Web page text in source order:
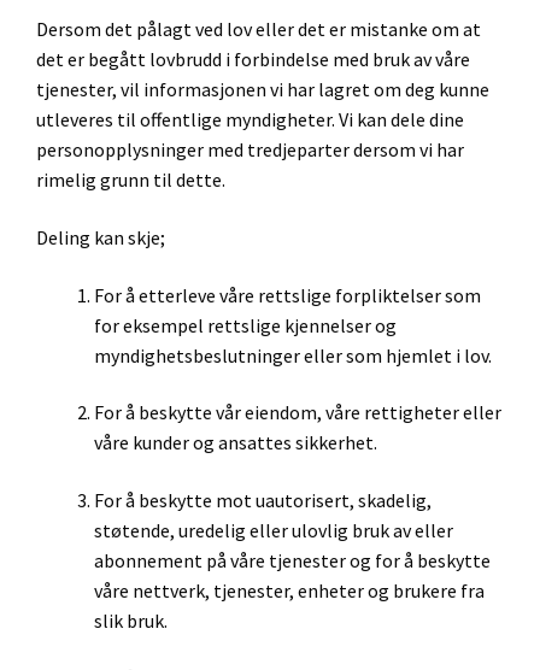
Dersom det pålagt ved lov eller det er mistanke om at
det er begått lovbrudd i forbindelse med bruk av våre
tjenester, vil informasjonen vi har lagret om deg kunne
utleveres til offentlige myndigheter. Vi kan dele dine
personopplysninger med tredjeparter dersom vi har
rimelig grunn til dette.
Deling kan skje;
For å etterleve våre rettslige forpliktelser som
for eksempel rettslige kjennelser og
myndighetsbeslutninger eller som hjemlet i lov.
For å beskytte vår eiendom, våre rettigheter eller
våre kunder og ansattes sikkerhet.
For å beskytte mot uautorisert, skadelig,
støtende, uredelig eller ulovlig bruk av eller
abonnement på våre tjenester og for å beskytte
våre nettverk, tjenester, enheter og brukere fra
slik bruk.